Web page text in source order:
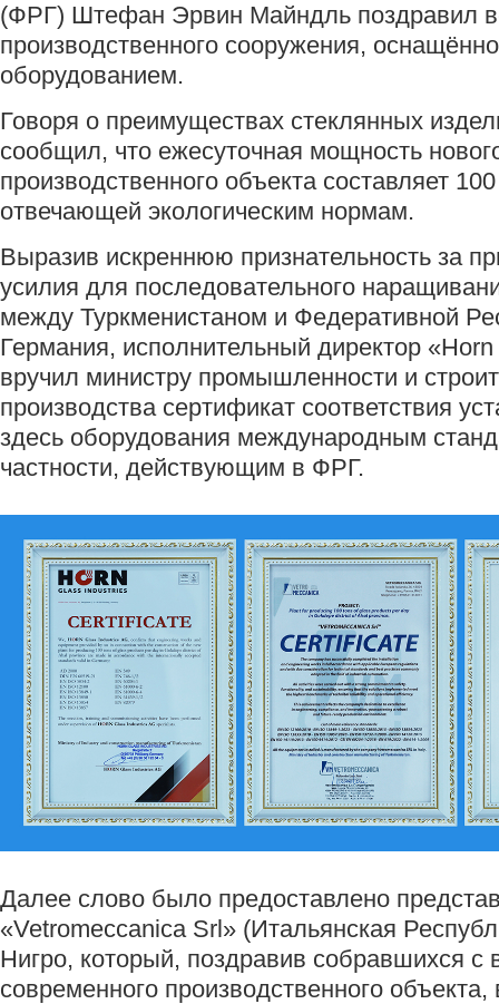
(ФРГ) Штефан Эрвин Майндль поздравил
производственного сооружения,
оборудованием.
Говоря о преимуществах стеклянных
сообщил, что ежесуточная мощность
производственного объекта составляет
отвечающей экологическим нормам.
Выразив искреннюю признательность за
усилия для последовательного
между Туркменистаном и Федеративной
Германия, исполнительный директор
вручил министру промышленности и
производства сертификат соответствия
здесь оборудования международным
частности, действующим в ФРГ.
Далее слово было предоставлено
«Vetromeccanica Srl» (Итальянская
Нигро, который, поздравив собравшихся с
современного производственного